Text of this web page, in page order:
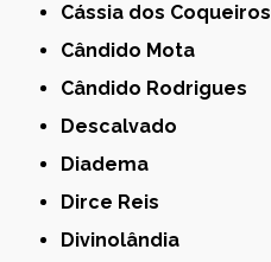
Cássia dos Coqueiros
Cândido Mota
Cândido Rodrigues
Descalvado
Diadema
Dirce Reis
Divinolândia